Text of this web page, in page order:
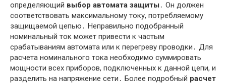
определяющий выбор автомата защиты ․ Он должен
соответствовать максимальному току, потребляемому
защищаемой цепью․ Неправильно подобранный
номинальный ток может привести к частым
срабатываниям автомата или к перегреву проводки․ Для
расчета номинального тока необходимо суммировать
мощности всех приборов, подключенных к данной цепи, и
разделить на напряжение сети․ Более подробный расчет